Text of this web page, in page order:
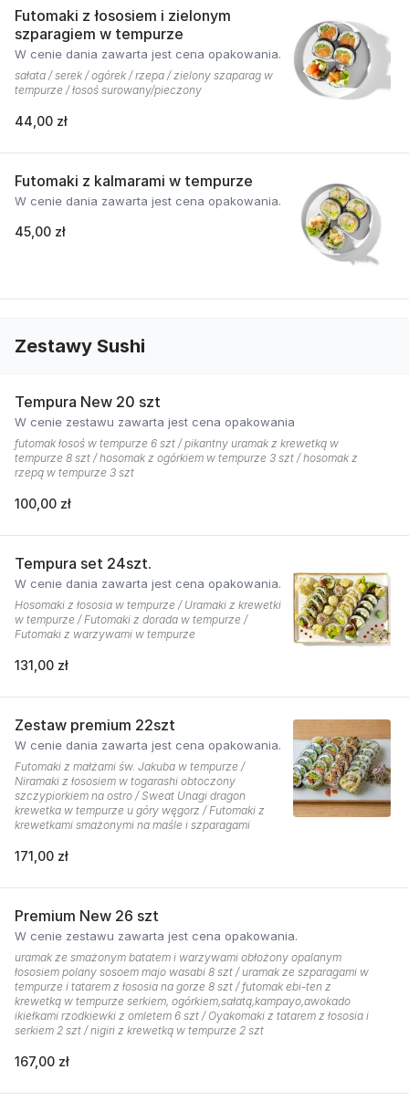
Futomaki z łososiem i zielonym
szparagiem w tempurze
W cenie dania zawarta jest cena opakowania.
sałata / serek / ogórek / rzepa / zielony szaparag w
tempurze / łosoś surowany/pieczony
44,00 zł
Futomaki z kalmarami w tempurze
W cenie dania zawarta jest cena opakowania.
45,00 zł
Zestawy Sushi
Tempura New 20 szt
W cenie zestawu zawarta jest cena opakowania
futomak łosoś w tempurze 6 szt / pikantny uramak z krewetką w
tempurze 8 szt / hosomak z ogórkiem w tempurze 3 szt / hosomak z
rzepą w tempurze 3 szt
100,00 zł
Tempura set 24szt.
W cenie dania zawarta jest cena opakowania.
Hosomaki z łososia w tempurze / Uramaki z krewetki
w tempurze / Futomaki z dorada w tempurze /
Futomaki z warzywami w tempurze
131,00 zł
Zestaw premium 22szt
W cenie dania zawarta jest cena opakowania.
Futomaki z małżami św. Jakuba w tempurze /
Niramaki z łososiem w togarashi obtoczony
szczypiorkiem na ostro / Sweat Unagi dragon
krewetka w tempurze u góry węgorz / Futomaki z
krewetkami smażonymi na maśle i szparagami
171,00 zł
Premium New 26 szt
W cenie zestawu zawarta jest cena opakowania.
uramak ze smażonym batatem i warzywami obłożony opalanym
łososiem polany sosoem majo wasabi 8 szt / uramak ze szparagami w
tempurze i tatarem z łososia na gorze 8 szt / futomak ebi-ten z
krewetką w tempurze serkiem, ogórkiem,sałatą,kampayo,awokado
ikiełkami rzodkiewki z omletem 6 szt / Oyakomaki z tatarem z łososia i
serkiem 2 szt / nigiri z krewetką w tempurze 2 szt
167,00 zł